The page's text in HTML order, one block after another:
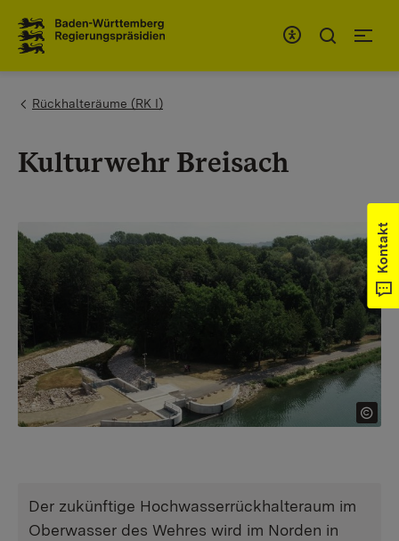
You are here:
Rückhalteräume (RK I)
Kulturwehr Breisach
Kontakt
Der zukünftige Hochwasserrückhalteraum im
Oberwasser des Wehres wird im Norden in